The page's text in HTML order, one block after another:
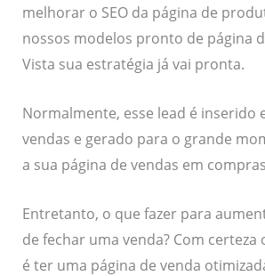
melhorar o SEO da página de
nossos modelos pronto de página
Vista sua estratégia já vai pronta.
Normalmente, esse lead é inserido
vendas e gerado para o grande
a sua página de vendas em
Entretanto, o que fazer para
de fechar uma venda? Com
é ter uma página de venda